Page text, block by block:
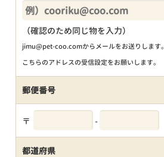
（確認のため同じ物を入力）
jimu@pet-coo.comからメールをお送りします。
こちらのアドレスの受信設定をお願いします。
郵便番号
〒 -
都道府県